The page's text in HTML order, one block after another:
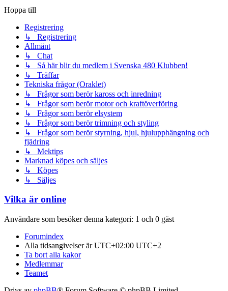
Hoppa till
Registrering
↳ Registrering
Allmänt
↳ Chat
↳ Så här blir du medlem i Svenska 480 Klubben!
↳ Träffar
Tekniska frågor (Oraklet)
↳ Frågor som berör kaross och inredning
↳ Frågor som berör motor och kraftöverföring
↳ Frågor som berör elsystem
↳ Frågor som berör trimning och styling
↳ Frågor som berör styrning, hjul, hjulupphängning och
fjädring
↳ Mektips
Marknad köpes och säljes
↳ Köpes
↳ Säljes
Vilka är online
Användare som besöker denna kategori: 1 och 0 gäst
Forumindex
Alla tidsangivelser är UTC+02:00 UTC+2
Ta bort alla kakor
Medlemmar
Teamet